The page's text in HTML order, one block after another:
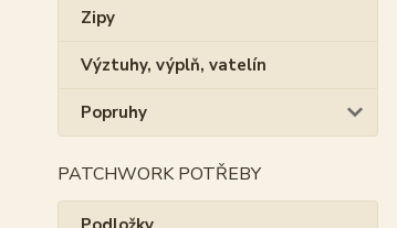
Zipy
Výztuhy, výplň, vatelín
Popruhy
PATCHWORK POTŘEBY